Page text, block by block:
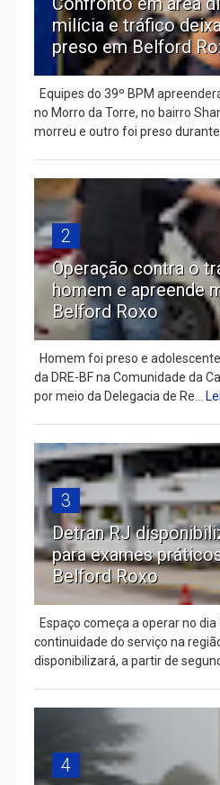
milícia e tráfico
preso em Belford
Equipes do 39º BPM
no Morro da Torre, no bairro
morreu e outro foi preso durante
2
Operação contra o
homem e apreende
Belford Roxo
Homem foi preso e
da DRE-BF na Comunidade da
por meio da Delegacia de Re...
3
Detran RJ
para exames
Belford Roxo
Espaço começa a operar no
continuidade do serviço na
disponibilizará, a partir de
4